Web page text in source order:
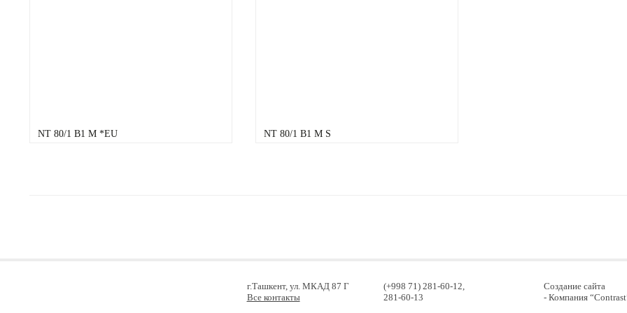
NT 80/1 B1 M *EU NT 80/1 B1 M S
г.Ташкент, ул. МКАД 87 Г
Все контакты
(+998 71) 281-60-12,
281-60-13
Создание сайта
- Компания